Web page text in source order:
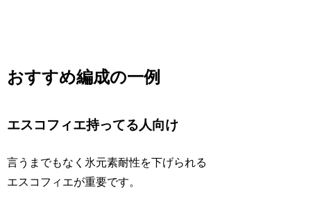
おすすめ編成の一例
エスコフィエ持ってる人向け
言うまでもなく氷元素耐性を下げられる
エスコフィエが重要です。